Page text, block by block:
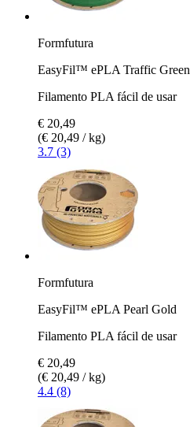
Formfutura
EasyFil™ ePLA Traffic Green
Filamento PLA fácil de usar
€ 20,49
(€ 20,49 / kg)
3.7 (3)
Formfutura
EasyFil™ ePLA Pearl Gold
Filamento PLA fácil de usar
€ 20,49
(€ 20,49 / kg)
4.4 (8)